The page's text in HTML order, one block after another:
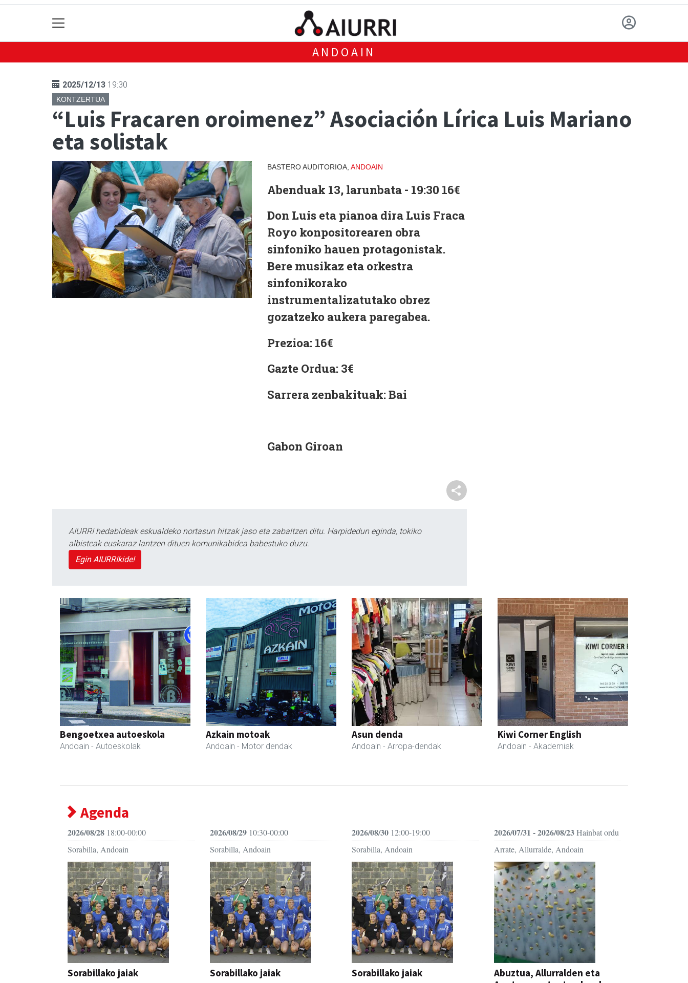
ANDOAIN
2025/12/13 19:30
KONTZERTUA
“Luis Fracaren oroimenez” Asociación Lírica Luis Mariano
eta solistak
BASTERO AUDITORIOA, ANDOAIN
Abenduak 13, larunbata - 19:30 16€
Don Luis eta pianoa dira Luis Fraca
Royo konpositorearen obra
sinfoniko hauen protagonistak.
Bere musikaz eta orkestra
sinfonikorako
instrumentalizatutako obrez
gozatzeko aukera paregabea.
Prezioa: 16€
Gazte Ordua: 3€
Sarrera zenbakituak: Bai
Gabon Giroan
AIURRI hedabideak eskualdeko nortasun hitzak jaso eta zabaltzen ditu. Harpidedun eginda, tokiko
albisteak euskaraz lantzen dituen komunikabidea babestuko duzu.
Egin AIURRIkide!
Bengoetxea autoeskola
Andoain - Autoeskolak
Azkain motoak
Andoain - Motor dendak
Asun denda
Andoain - Arropa-dendak
Kiwi Corner English
Andoain - Akademiak
Agenda
2026/08/28 18:00-00:00
Sorabilla, Andoain
Sorabillako jaiak
2026/08/2910:30-00:00
Sorabilla, Andoain
Sorabillako jaiak
2026/08/30 12:00-19:00
Sorabilla, Andoain
Sorabillako jaiak
2026/07/31 - 2026/08/23Hainbat ordu
Arrate, Allurralde, Andoain
Abuztua, Allurralden eta